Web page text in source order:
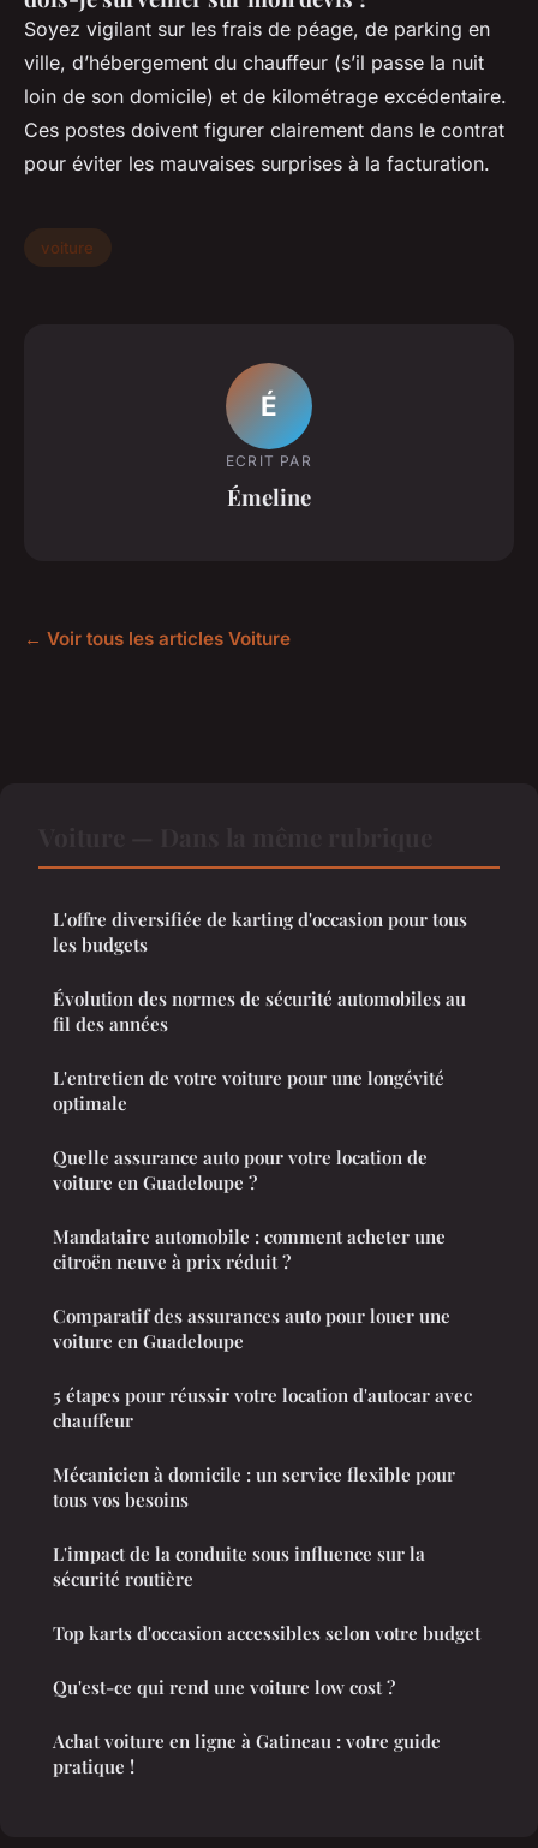
Soyez vigilant sur les frais de péage, de parking en
ville, d’hébergement du chauffeur (s’il passe la nuit
loin de son domicile) et de kilométrage excédentaire.
Ces postes doivent figurer clairement dans le contrat
pour éviter les mauvaises surprises à la facturation.
voiture
É
ECRIT PAR
Émeline
← Voir tous les articles Voiture
L'offre diversifiée de karting d'occasion pour tous
les budgets
Évolution des normes de sécurité automobiles au
fil des années
L'entretien de votre voiture pour une longévité
optimale
Quelle assurance auto pour votre location de
voiture en Guadeloupe ?
Mandataire automobile : comment acheter une
citroën neuve à prix réduit ?
Comparatif des assurances auto pour louer une
voiture en Guadeloupe
5 étapes pour réussir votre location d'autocar avec
chauffeur
Mécanicien à domicile : un service flexible pour
tous vos besoins
L'impact de la conduite sous influence sur la
sécurité routière
Top karts d'occasion accessibles selon votre budget
Qu'est-ce qui rend une voiture low cost ?
Achat voiture en ligne à Gatineau : votre guide
pratique !